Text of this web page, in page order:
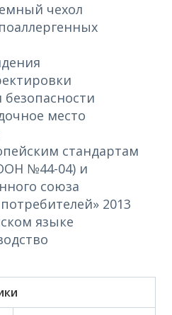
чехол
место
стандартам
№44-04) и
союза
2013
языке